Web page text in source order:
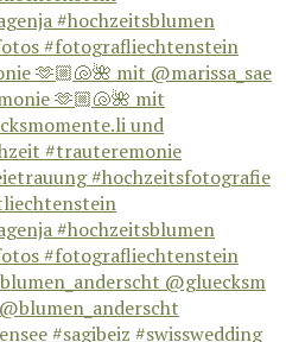
🫶🏼🐚🌺 mit @marissa_sae
@gluecksm